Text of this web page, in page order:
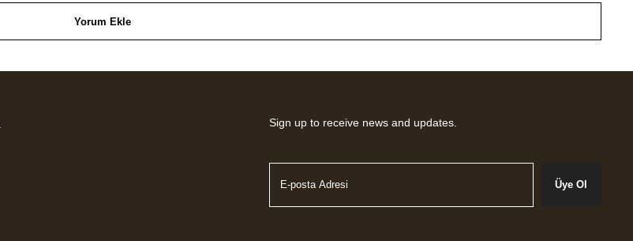
Yorum Ekle
Sign up to receive news and updates.
Üye Ol